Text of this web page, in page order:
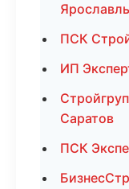
Ярославль
ПСК
ИП
Саратов
ПСК